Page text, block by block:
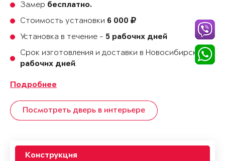
Замер бесплатно.
Стоимость установки 6 000
Установка в течение - 5 рабочих дней
Срок изготовления и доставки в Новосибирске35
рабочих дней.
Подробнее
Посмотреть дверь в интерьере
Конструкция